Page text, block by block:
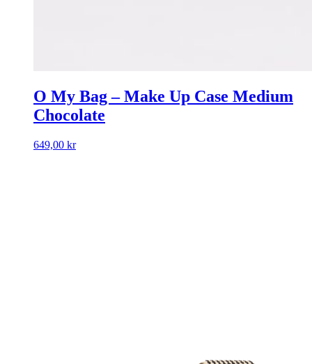
O My Bag – Make Up Case Medium
Chocolate
649,00 kr